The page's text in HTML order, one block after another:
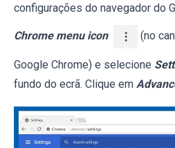
configurações do navegador do
Chrome menu icon (no
Google Chrome) e selecione
fundo do ecrã. Clique em